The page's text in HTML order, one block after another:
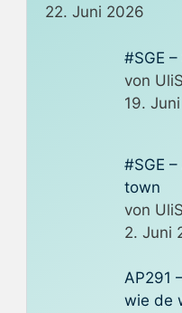
22. Juni 2026
#SGE
von
19.
#SGE
town
von
2. Juni
AP291
wie de